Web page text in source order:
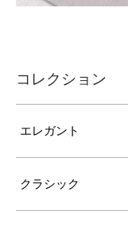
コレクション
エレガント
クラシック